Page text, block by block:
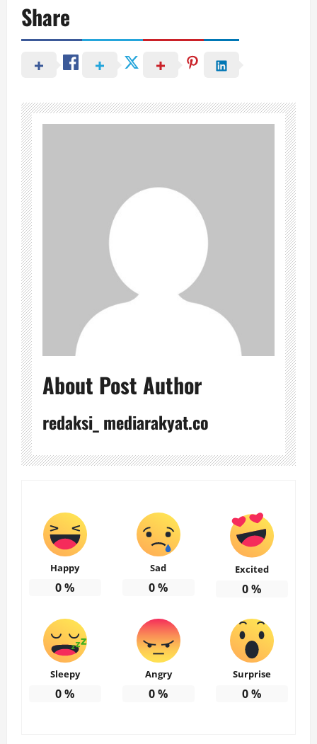
Share
About Post Author
redaksi_ mediarakyat.co
Happy
0%
Sad
0%
Excited
0%
Sleepy
0%
Angry
0%
Surprise
0%